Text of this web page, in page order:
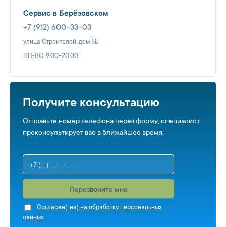
Сервис в Берёзовском
+7 (912) 600-33-03
улица Строителей, дом 5Б
ПН-ВС: 9.00-20.00
Получите консультацию
Отправьте номер телефона через форму, специалист
проконсультирует вас в ближайшее время.
Перезвоните мне
Cогласен(-на) на обработку персональных
данных